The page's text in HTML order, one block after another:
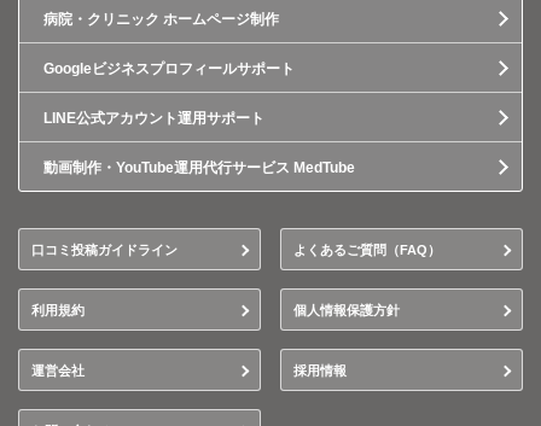
病院・クリニック ホームページ制作
Googleビジネスプロフィールサポート
LINE公式アカウント運用サポート
動画制作・YouTube運用代行サービス MedTube
口コミ投稿ガイドライン よくあるご質問（FAQ）
利用規約 個人情報保護方針
運営会社 採用情報